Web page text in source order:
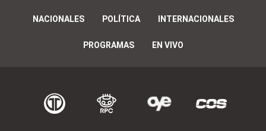
NACIONALES POLÍTICA INTERNACIONALES
PROGRAMAS EN VIVO